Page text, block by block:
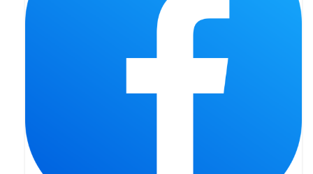
Bierzmowanie 24.10.2022r.
Odpust 2022